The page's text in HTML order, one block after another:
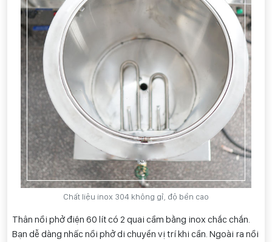
Chất liệu inox 304 không gỉ, độ bền cao
Thân nồi phở điện 60 lít có 2 quai cầm bằng inox chắc chắn.
Bạn dễ dàng nhấc nồi phở di chuyển vị trí khi cần. Ngoài ra nồi